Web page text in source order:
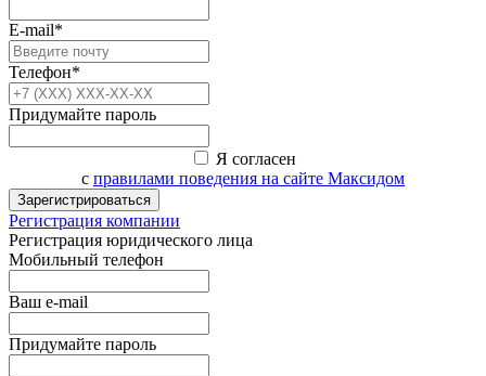
E-mail*
Телефон*
Придумайте пароль
Я согласен
с правилами поведения на сайте Максидом
Зарегистрироваться
Регистрация компании
Регистрация юридического лица
Мобильный телефон
Ваш e-mail
Придумайте пароль